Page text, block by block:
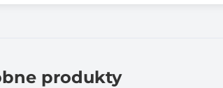
produkty